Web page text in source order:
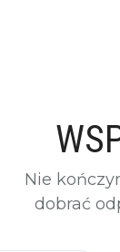
Nie
dobrać